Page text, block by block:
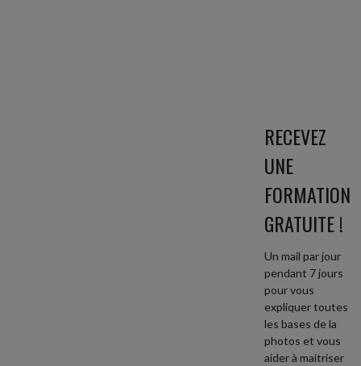
RECEVEZ
UNE
FORMATION
GRATUITE !
Un mail par jour
pendant 7 jours
pour vous
expliquer toutes
les bases de la
photos et vous
aider à maitriser